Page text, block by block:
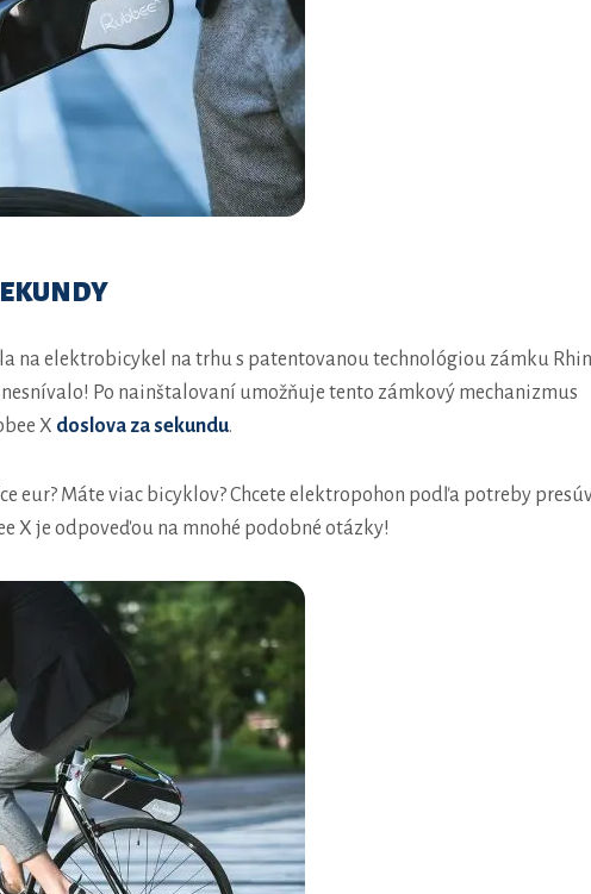
na elektrobicykel na trhu s patentovanou technológiou zámku
Po nainštalovaní umožňuje tento zámkový mechanizmus
X doslova za sekundu.
eur? Máte viac bicyklov? Chcete elektropohon podľa potreby
X je odpoveďou na mnohé podobné otázky!